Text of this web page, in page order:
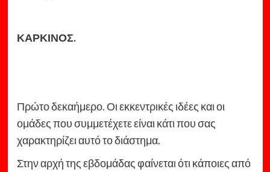
ΚΑΡΚΙΝΟΣ.
Πρώτο δεκαήμερο. Οι εκκεντρικές ιδέες και οι
ομάδες που συμμετέχετε είναι κάτι που σας
χαρακτηρίζει αυτό το διάστημα.
Στην αρχή της εβδομάδας φαίνεται ότι κάποιες από